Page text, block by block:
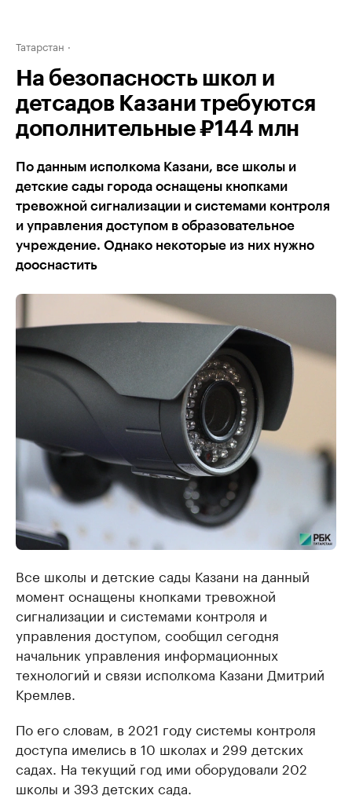
Татарстан
На безопасность школ и
детсадов Казани требуются
дополнительные ₽144 млн
По данным исполкома Казани, все школы и
детские сады города оснащены кнопками
тревожной сигнализации и системами контроля
и управления доступом в образовательное
учреждение. Однако некоторые из них нужно
дооснастить
Все школы и детские сады Казани на данный
момент оснащены кнопками тревожной
сигнализации и системами контроля и
управления доступом, сообщил сегодня
начальник управления информационных
технологий и связи исполкома Казани Дмитрий
Кремлев.
По его словам, в 2021 году системы контроля
доступа имелись в 10 школах и 299 детских
садах. На текущий год ими оборудовали 202
школы и 393 детских сада.